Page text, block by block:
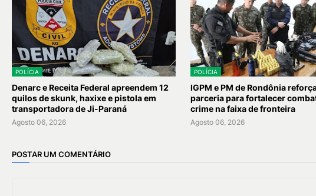
POLÍCIA
Denarc e Receita Federal apreendem 12
quilos de skunk, haxixe e pistola em
transportadora de Ji-Paraná
Agosto 06, 2026
POLÍCIA
IGPM e PM de Rondônia
parceria para fortalecer
crime na faixa de fronteira
Agosto 06, 2026
POSTAR UM COMENTÁRIO